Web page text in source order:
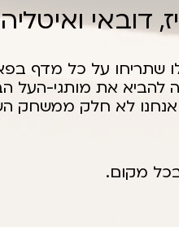
דובאי
שתריחו על כל מדף
להביא את מותגי-העל
לא חלק ממשחק
מקום.